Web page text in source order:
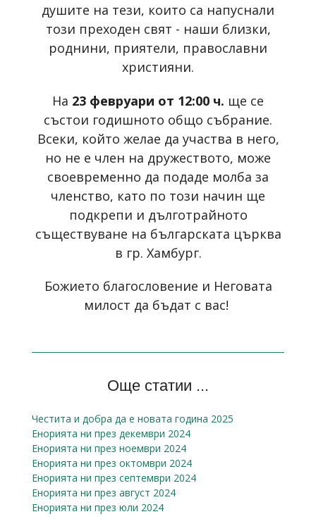
душите на тези, които са напуснали
този преходен свят - наши близки,
роднини, приятели, православни
християни.
На 23 февруари от 12:00 ч. ще се
състои годишното общо събрание.
Всеки, който желае да участва в него,
но не е член на дружеството, може
своевременно да подаде молба за
членство, като по този начин ще
подкрепи и дълготрайното
съществуване на българската църква
в гр. Хамбург.
Божието благословение и Неговата
милост да бъдат с вас!
Още статии ...
Честита и добра да е новата година 2025
Енорията ни през декември 2024
Енорията ни през ноември 2024
Енорията ни през октомври 2024
Енорията ни през септември 2024
Енорията ни през август 2024
Енорията ни през юли 2024